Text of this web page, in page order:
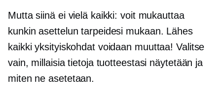
Mutta siinä ei vielä kaikki: voit mukauttaa
kunkin asettelun tarpeidesi mukaan. Lähes
kaikki yksityiskohdat voidaan muuttaa! Valitse
vain, millaisia ​​tietoja tuotteestasi näytetään ja
miten ne asetetaan.